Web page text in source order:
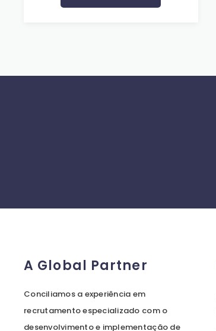
A Global Partner
Conciliamos a experiência em
recrutamento especializado com o
desenvolvimento e implementação de